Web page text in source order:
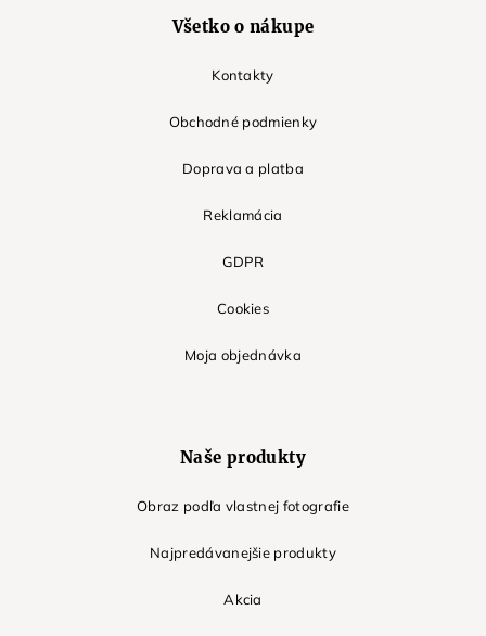
Všetko o nákupe
Kontakty
Obchodné podmienky
Doprava a platba
Reklamácia
GDPR
Cookies
Moja objednávka
Naše produkty
Obraz podľa vlastnej fotografie
Najpredávanejšie produkty
Akcia